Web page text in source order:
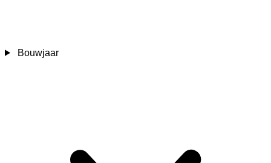
Bouwjaar